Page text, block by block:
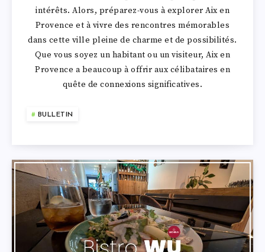
intérêts. Alors, préparez-vous à explorer Aix en
Provence et à vivre des rencontres mémorables
dans cette ville pleine de charme et de possibilités.
Que vous soyez un habitant ou un visiteur, Aix en
Provence a beaucoup à offrir aux célibataires en
quête de connexions significatives.
BULLETIN